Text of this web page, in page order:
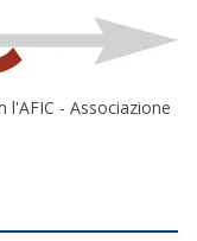
l'AFIC - Associazione